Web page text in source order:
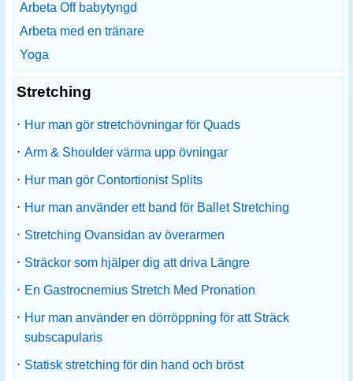
Arbeta Off babytyngd
Arbeta med en tränare
Yoga
Stretching
· Hur man gör stretchövningar för Quads
· Arm & Shoulder värma upp övningar
· Hur man gör Contortionist Splits
· Hur man använder ett band för Ballet Stretching
· Stretching Ovansidan av överarmen
· Sträckor som hjälper dig att driva Längre
· En Gastrocnemius Stretch Med Pronation
· Hur man använder en dörröppning för att Sträck
subscapularis
· Statisk stretching för din hand och bröst